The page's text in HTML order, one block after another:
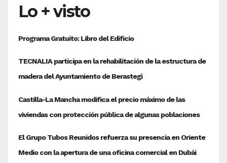
Lo + visto